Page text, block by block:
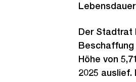
Der Stadtrat
Beschaffung
Höhe von
2025